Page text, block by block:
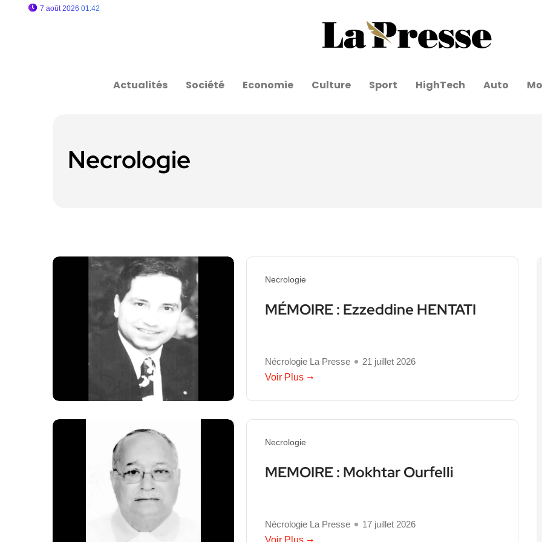
7 août 2026 01:42
Actualités Société Economie Culture Sport HighTech Auto
Necrologie
Necrologie
MÉMOIRE : Ezzeddine HENTATI
Nécrologie La Presse
21 juillet 2026
Voir Plus
Necrologie
MEMOIRE : Mokhtar Ourfelli
Nécrologie La Presse
17 juillet 2026
Voir Plus